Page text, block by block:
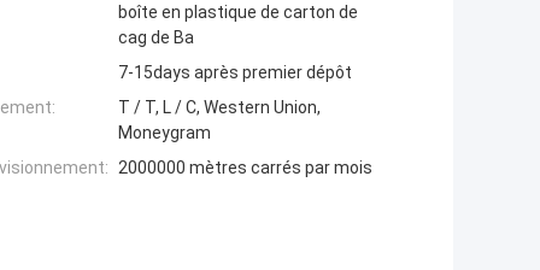
boîte en plastique de carton de
cag de Ba
7-15days après premier dépôt
T / T, L / C, Western Union,
Moneygram
2000000 mètres carrés par mois